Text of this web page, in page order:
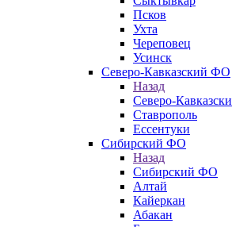
Псков
Ухта
Череповец
Усинск
Северо-Кавказский ФО
Назад
Северо-
Ставрополь
Ессентуки
Сибирский ФО
Назад
Сибирский ФО
Алтай
Кайеркан
Абакан